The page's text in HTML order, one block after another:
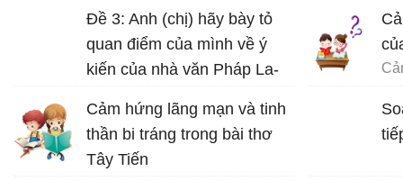
Đề 3: Anh (chị) hãy bày tỏ
quan điểm của mình về ý
kiến của nhà văn Pháp La-
nâng cao tinh thần ta lên và
gợi cho ta những tình cảm
cao quý và can đảm,...
Cảm hứng lãng mạn và tinh
thần bi tráng trong bài thơ
Tây Tiến